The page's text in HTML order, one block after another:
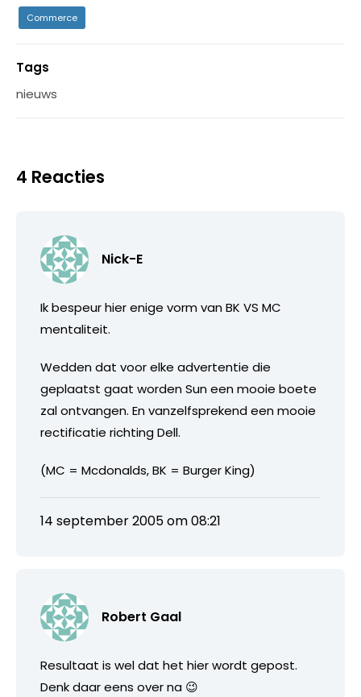
Commerce
Tags
nieuws
4 Reacties
Nick-E
Ik bespeur hier enige vorm van BK VS MC
mentaliteit.
Wedden dat voor elke advertentie die
geplaatst gaat worden Sun een mooie boete
zal ontvangen. En vanzelfsprekend een mooie
rectificatie richting Dell.
(MC = Mcdonalds, BK = Burger King)
14 september 2005 om 08:21
Robert Gaal
Resultaat is wel dat het hier wordt gepost.
Denk daar eens over na 😉